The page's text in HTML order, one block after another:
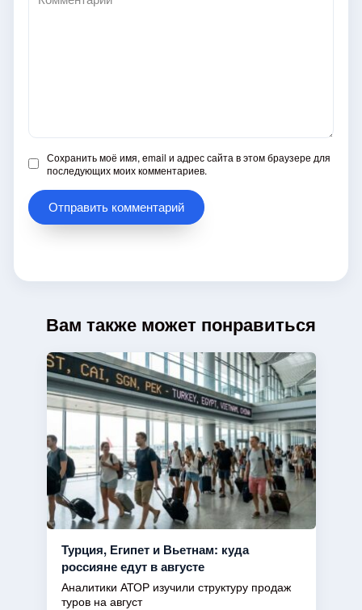
Сохранить моё имя, email и адрес сайта в этом браузере для
последующих моих комментариев.
Вам также может понравиться
Турция, Египет и Вьетнам: куда
россияне едут в августе
Аналитики АТОР изучили структуру продаж
туров на август